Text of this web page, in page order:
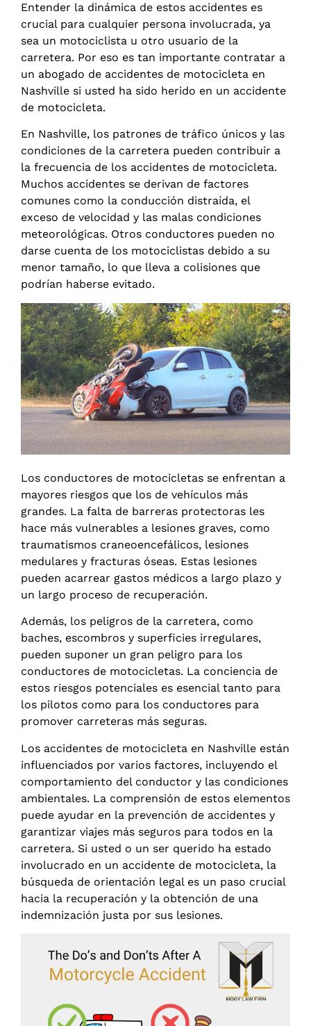
Entender la dinámica de estos accidentes es
crucial para cualquier persona involucrada, ya
sea un motociclista u otro usuario de la
carretera. Por eso es tan importante contratar a
un abogado de accidentes de motocicleta en
Nashville si usted ha sido herido en un accidente
de motocicleta.
En Nashville, los patrones de tráfico únicos y las
condiciones de la carretera pueden contribuir a
la frecuencia de los accidentes de motocicleta.
Muchos accidentes se derivan de factores
comunes como la conducción distraída, el
exceso de velocidad y las malas condiciones
meteorológicas. Otros conductores pueden no
darse cuenta de los motociclistas debido a su
menor tamaño, lo que lleva a colisiones que
podrían haberse evitado.
Los conductores de motocicletas se enfrentan a
mayores riesgos que los de vehículos más
grandes. La falta de barreras protectoras les
hace más vulnerables a lesiones graves, como
traumatismos craneoencefálicos, lesiones
medulares y fracturas óseas. Estas lesiones
pueden acarrear gastos médicos a largo plazo y
un largo proceso de recuperación.
Además, los peligros de la carretera, como
baches, escombros y superficies irregulares,
pueden suponer un gran peligro para los
conductores de motocicletas. La conciencia de
estos riesgos potenciales es esencial tanto para
los pilotos como para los conductores para
promover carreteras más seguras.
Los accidentes de motocicleta en Nashville están
influenciados por varios factores, incluyendo el
comportamiento del conductor y las condiciones
ambientales. La comprensión de estos elementos
puede ayudar en la prevención de accidentes y
garantizar viajes más seguros para todos en la
carretera. Si usted o un ser querido ha estado
involucrado en un accidente de motocicleta, la
búsqueda de orientación legal es un paso crucial
hacia la recuperación y la obtención de una
indemnización justa por sus lesiones.